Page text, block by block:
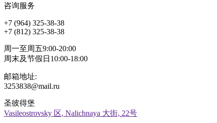
咨询服务
+7 (964) 325-38-38
+7 (812) 325-38-38
周一至周五9:00-20:00
周末及节假日10:00-18:00
邮箱地址:
3253838@mail.ru
圣彼得堡
Vasileostrovsky 区, Nalichnaya 大街, 22号